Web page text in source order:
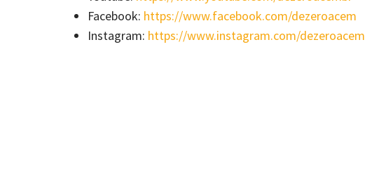
Facebook: https://www.facebook.com/dezeroacem
Instagram: https://www.instagram.com/dezeroacem